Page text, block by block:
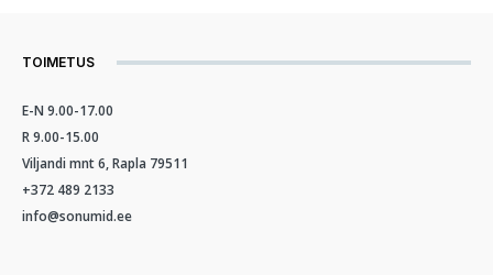
TOIMETUS
E-N 9.00-17.00
R 9.00-15.00
Viljandi mnt 6, Rapla 79511
+372 489 2133
info@sonumid.ee